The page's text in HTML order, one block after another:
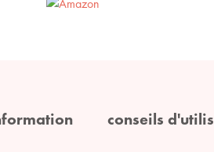
conseils